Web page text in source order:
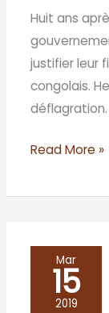
Huit ans
justifier leur
congolais.
déflagration.
Lopes
Read More »
Mar
15
2019
silence